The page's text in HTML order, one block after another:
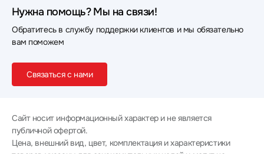
Нужна помощь? Мы на связи!
Обратитесь в службу поддержки клиентов и мы обязательно
вам поможем
Связаться с нами
Сайт носит информационный характер и не является
публичной офертой.
Цена, внешний вид, цвет, комплектация и характеристики